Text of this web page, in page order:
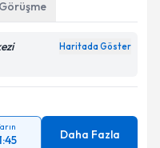
Haritada Göster
Daha Fazla